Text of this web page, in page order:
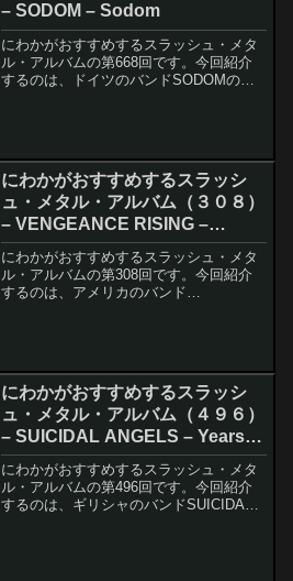
– SODOM – Sodom
にわかがおすすめするスラッシュ・メタ
ル・アルバムの第668回です。今回紹介
するのは、ドイツのバンドSODOMの
にわかがおすすめするスラッシ
ュ・メタル・アルバム（３０８）
– VENGEANCE RISING –
Human Sacrifice
にわかがおすすめするスラッシュ・メタ
ル・アルバムの第308回です。今回紹介
するのは、アメリカのバンド
にわかがおすすめするスラッシ
ュ・メタル・アルバム（４９６）
– SUICIDAL ANGELS – Years
Of Aggression
にわかがおすすめするスラッシュ・メタ
ル・アルバムの第496回です。今回紹介
するのは、ギリシャのバンドSUICIDAL